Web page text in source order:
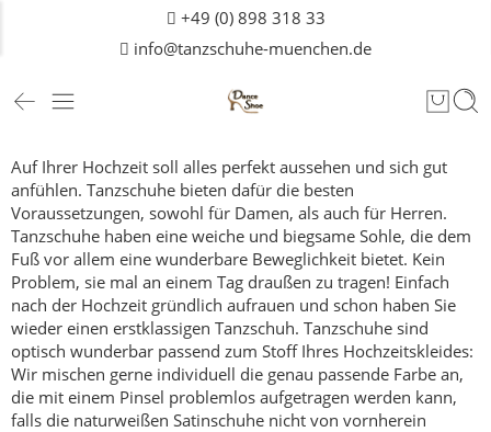
+49 (0) 898 318 33
info@tanzschuhe-muenchen.de
Auf Ihrer Hochzeit soll alles perfekt aussehen und sich gut
anfühlen. Tanzschuhe bieten dafür die besten
Voraussetzungen, sowohl für Damen, als auch für Herren.
Tanzschuhe haben eine weiche und biegsame Sohle, die dem
Fuß vor allem eine wunderbare Beweglichkeit bietet. Kein
Problem, sie mal an einem Tag draußen zu tragen! Einfach
nach der Hochzeit gründlich aufrauen und schon haben Sie
wieder einen erstklassigen Tanzschuh. Tanzschuhe sind
optisch wunderbar passend zum Stoff Ihres Hochzeitskleides:
Wir mischen gerne individuell die genau passende Farbe an,
die mit einem Pinsel problemlos aufgetragen werden kann,
falls die naturweißen Satinschuhe nicht von vornherein